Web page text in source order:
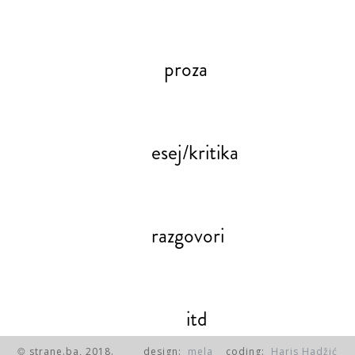
proza
esej/kritika
razgovori
itd
© strane.ba, 2018. design: mela coding: Haris Hadžić